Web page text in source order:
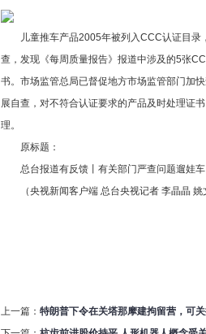
儿童推车产品2005年被列入CCC认证目录
查，发现《每周质量报告》报道中涉及的5张
书。市场监管总局已督促地方市场监管部门加
展自查，对不符合认证要求的产品及时处理证
理。
原标题：
总台报道有反馈丨有关部门严查问题遛娃车
（央视新闻客户端 总台央视记者 李晶晶 姚
上一篇： 特朗普下令在关塔那摩建拘留营，可